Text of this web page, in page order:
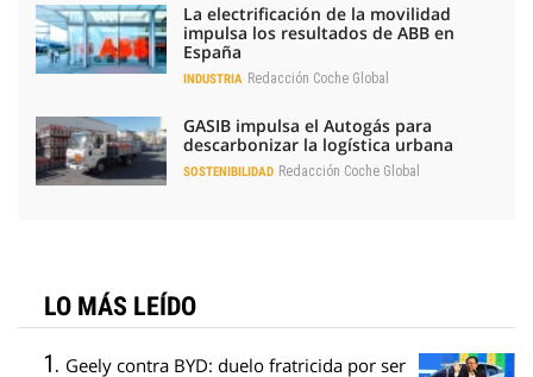
La electrificación de la movilidad
impulsa los resultados de ABB en
España
INDUSTRIA Redacción Coche Global
GASIB impulsa el Autogás para
descarbonizar la logística urbana
SOSTENIBILIDAD Redacción Coche Global
LO MÁS LEÍDO
Geely contra BYD: duelo fratricida por ser